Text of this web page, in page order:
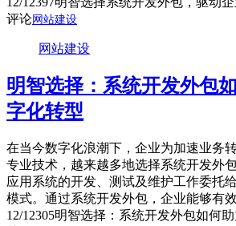
评论网站建设
网站建设
明智选择：系统开发外包
字化转型
在当今数字化浪潮下，企业为加速业务
专业技术，越来越多地选择系统开发外
应用系统的开发、测试及维护工作委托
模式。通过系统开发外包，企业能够有
12/12305明智选择：系统开发外包如何